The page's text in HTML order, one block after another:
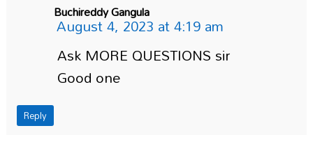
Buchireddy Gangula
August 4, 2023 at 4:19 am
Ask MORE QUESTIONS sir
Good one
Reply